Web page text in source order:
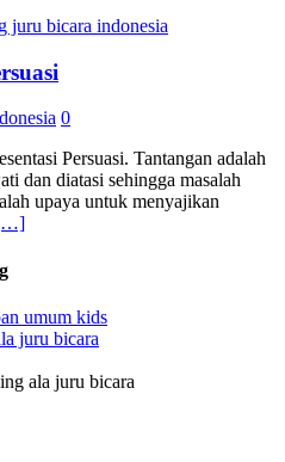
0
Persuasi. Tantangan adalah
dan diatasi sehingga masalah
upaya untuk menyajikan
ala juru bicara